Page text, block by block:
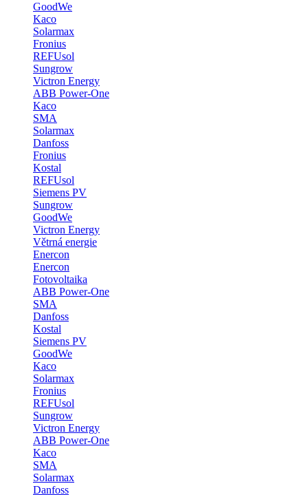
GoodWe
Kaco
Solarmax
Fronius
REFUsol
Sungrow
Victron Energy
ABB Power-One
Kaco
SMA
Solarmax
Danfoss
Fronius
Kostal
REFUsol
Siemens PV
Sungrow
GoodWe
Victron Energy
Větrná energie
Enercon
Enercon
Fotovoltaika
ABB Power-One
SMA
Danfoss
Kostal
Siemens PV
GoodWe
Kaco
Solarmax
Fronius
REFUsol
Sungrow
Victron Energy
ABB Power-One
Kaco
SMA
Solarmax
Danfoss